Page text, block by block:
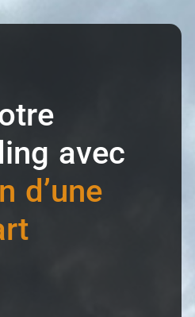
avec
d’une